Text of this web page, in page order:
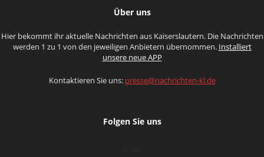
Über uns
Hier bekommt ihr aktuelle Nachrichten aus Kaiserslautern. Die Nachrichten
werden 1 zu 1 von den jeweiligen Anbietern übernommen. Installiert
unsere neue APP
Kontaktieren Sie uns: presse@nachrichten-kl.de
Folgen Sie uns